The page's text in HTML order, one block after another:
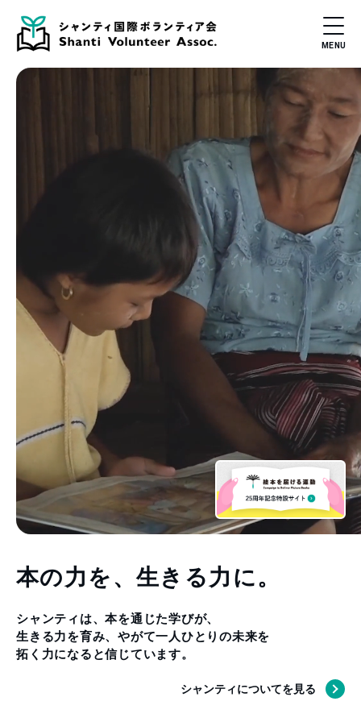
本の力を、生きる力に。
シャンティは、本を通じた学びが、
生きる力を育み、 やがて一人ひとりの未来を
拓く力になると信じています。
シャンティについてを見る